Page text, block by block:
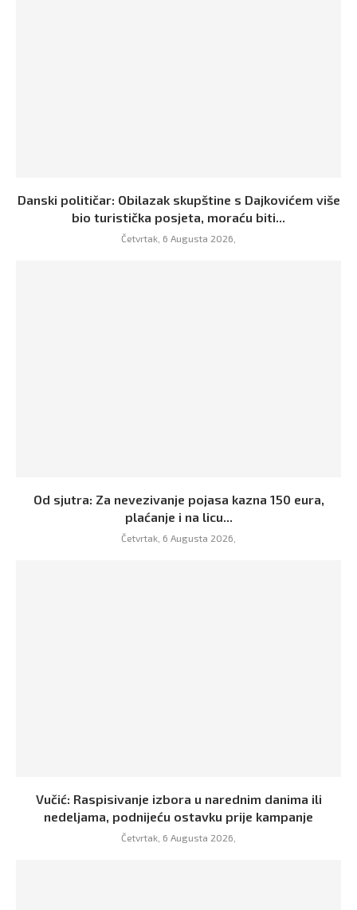
Danski političar: Obilazak skupštine s Dajkovićem više
bio turistička posjeta, moraću biti...
Četvrtak, 6 Augusta 2026,
Od sjutra: Za nevezivanje pojasa kazna 150 eura,
plaćanje i na licu...
Četvrtak, 6 Augusta 2026,
Vučić: Raspisivanje izbora u narednim danima ili
nedeljama, podnijeću ostavku prije kampanje
Četvrtak, 6 Augusta 2026,